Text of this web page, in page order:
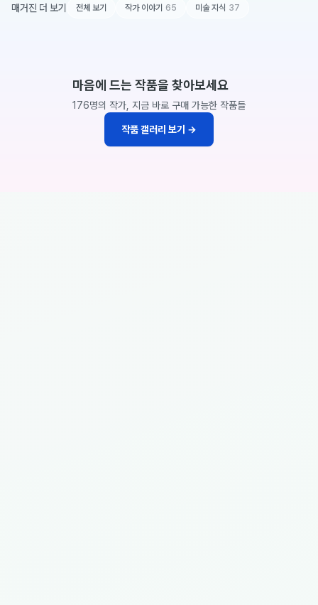
매거진 더 보기 전체 보기 작가 이야기 65 미술 지식 37
마음에 드는 작품을 찾아보세요
176명의 작가, 지금 바로 구매 가능한 작품들
작품 갤러리 보기 →